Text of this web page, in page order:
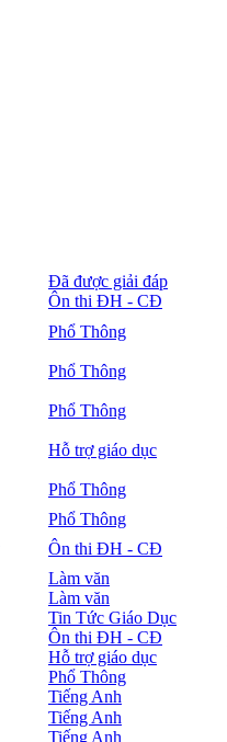
Đã được giải đáp
Ôn thi ĐH - CĐ
Phổ Thông
Phổ Thông
Phổ Thông
Hỗ trợ giáo dục
Phổ Thông
Phổ Thông
Ôn thi ĐH - CĐ
Làm văn
Làm văn
Tin Tức Giáo Dục
Ôn thi ĐH - CĐ
Hỗ trợ giáo dục
Phổ Thông
Tiếng Anh
Tiếng Anh
Tiếng Anh